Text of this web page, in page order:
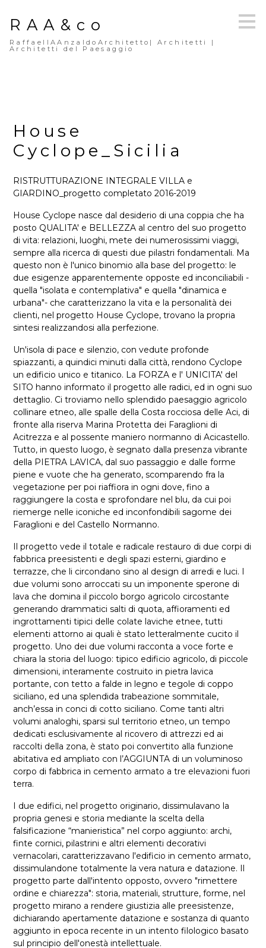
ai
contenuti
principali
RAA&co
RaffaellAAnzaldoArchitetto| Architetti |
Architetti del Paesaggio
House
Cyclope_Sicilia
RISTRUTTURAZIONE INTEGRALE VILLA e
GIARDINO_progetto completato 2016-2019
House Cyclope nasce dal desiderio di una coppia che ha
posto QUALITA' e BELLEZZA al centro del suo progetto
di vita: relazioni, luoghi, mete dei numerosissimi viaggi,
sempre alla ricerca di questi due pilastri fondamentali. Ma
questo non è l'unico binomio alla base del progetto: le
due esigenze apparentemente opposte ed inconciliabili -
quella "isolata e contemplativa" e quella "dinamica e
urbana"- che caratterizzano la vita e la personalità dei
clienti, nel progetto House Cyclope, trovano la propria
sintesi realizzandosi alla perfezione.
Un'isola di pace e silenzio, con vedute profonde
spiazzanti, a quindici minuti dalla città, rendono Cyclope
un edificio unico e titanico. La FORZA e l' UNICITA' del
SITO hanno informato il progetto alle radici, ed in ogni suo
dettaglio. Ci troviamo nello splendido paesaggio agricolo
collinare etneo, alle spalle della Costa rocciosa delle Aci, di
fronte alla riserva Marina Protetta dei Faraglioni di
Acitrezza e al possente maniero normanno di Acicastello.
Tutto, in questo luogo, è segnato dalla presenza vibrante
della PIETRA LAVICA, dal suo passaggio e dalle forme
piene e vuote che ha generato, scomparendo fra la
vegetazione per poi riaffiora in ogni dove, fino a
raggiungere la costa e sprofondare nel blu, da cui poi
riemerge nelle iconiche ed inconfondibili sagome dei
Faraglioni e del Castello Normanno.
Il progetto vede il totale e radicale restauro di due corpi di
fabbrica preesistenti e degli spazi esterni, giardino e
terrazze, che li circondano sino al design di arredi e luci. I
due volumi sono arroccati su un imponente sperone di
lava che domina il piccolo borgo agricolo circostante
generando drammatici salti di quota, affioramenti ed
ingrottamenti tipici delle colate laviche etnee, tutti
elementi attorno ai quali è stato letteralmente cucito il
progetto. Uno dei due volumi racconta a voce forte e
chiara la storia del luogo: tipico edificio agricolo, di piccole
dimensioni, interamente costruito in pietra lavica
portante, con tetto a falde in legno e tegole di coppo
siciliano, ed una splendida trabeazione sommitale,
anch’essa in conci di cotto siciliano. Come tanti altri
volumi analoghi, sparsi sul territorio etneo, un tempo
dedicati esclusivamente al ricovero di attrezzi ed ai
raccolti della zona, è stato poi convertito alla funzione
abitativa ed ampliato con l’AGGIUNTA di un voluminoso
corpo di fabbrica in cemento armato a tre elevazioni fuori
terra.
I due edifici, nel progetto originario, dissimulavano la
propria genesi e storia mediante la scelta della
falsificazione “manieristica” nel corpo aggiunto: archi,
finte cornici, pilastrini e altri elementi decorativi
vernacolari, caratterizzavano l'edificio in cemento armato,
dissimulandone totalmente la vera natura e datazione. Il
progetto parte dall'intento opposto, ovvero "rimettere
ordine e chiarezza": storia, materiali, strutture, forme, nel
progetto mirano a rendere giustizia alle preesistenze,
dichiarando apertamente datazione e sostanza di quanto
aggiunto in epoca recente in un intento filologico basato
sul principio dell'onestà intellettuale.